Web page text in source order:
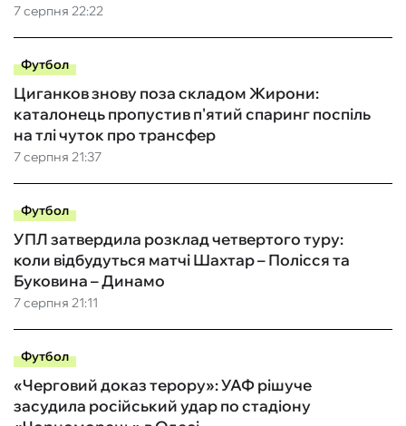
7 серпня 22:22
Футбол
7 серпня 21:37
Циганков знову поза складом Жирони:
каталонець пропустив п'ятий спаринг поспіль
на тлі чуток про трансфер
Футбол
7 серпня 21:11
УПЛ затвердила розклад четвертого туру:
коли відбудуться матчі Шахтар – Полісся та
Буковина – Динамо
Футбол
«Черговий доказ терору»: УАФ рішуче
засудила російський удар по стадіону